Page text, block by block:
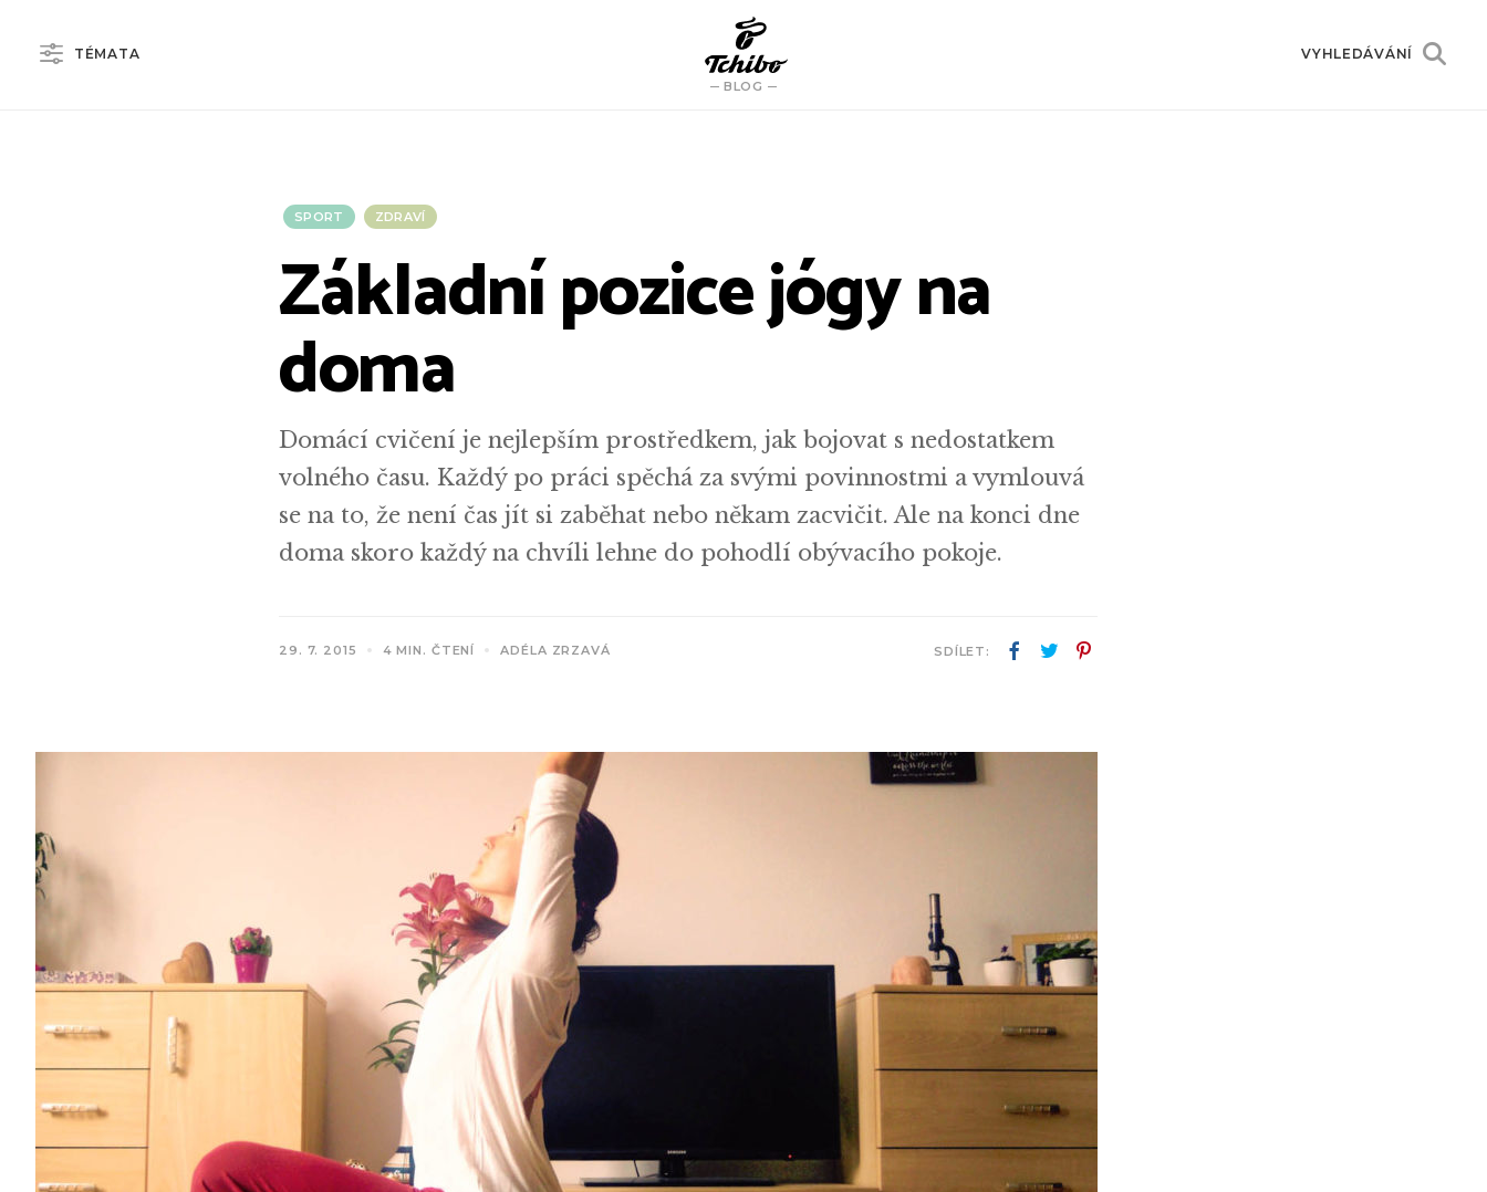
TÉMATA
BLOG
VYHLEDÁVÁNÍ
SPORT ZDRAVÍ
Základní pozice jógy na
doma
Domácí cvičení je nejlepším prostředkem, jak bojovat s nedostatkem
volného času. Každý po práci spěchá za svými povinnostmi a vymlouvá
se na to, že není čas jít si zaběhat nebo někam zacvičit. Ale na konci dne
doma skoro každý na chvíli lehne do pohodlí obývacího pokoje.
29. 7. 2015 4 MIN. ČTENÍ ADÉLA ZRZAVÁ SDÍLET: